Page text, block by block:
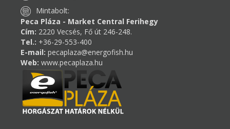
Mintabolt:
Peca Pláza - Market Central Ferihegy
Cím: 2220 Vecsés, Fő út 246-248.
Tel.: +36-29-553-400
E-mail: pecaplaza@energofish.hu
Web: www.pecaplaza.hu